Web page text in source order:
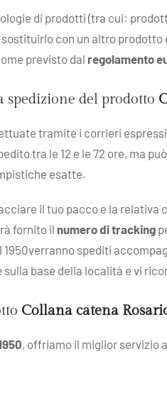
di prodotti (tra cui:
con un altro
previsto dal regolamento
del prodotto
tramite i corrieri espressi
tra le 12 e le 72 ore, ma
esatte.
il tuo pacco e la relativa
fornito il numero di tracking
spediti
sulla base della località e vi
Collana catena
, offriamo il miglior servizio